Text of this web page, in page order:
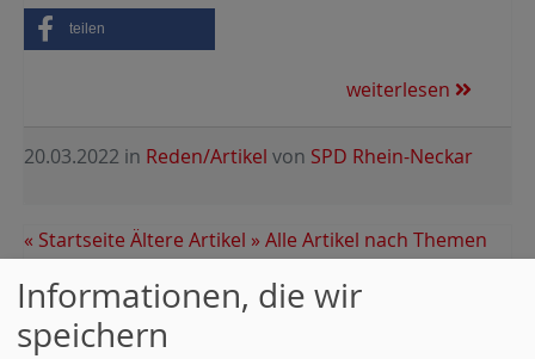
teilen
weiterlesen
20.03.2022 in Reden/Artikel von SPD Rhein-Neckar
« Startseite Ältere Artikel » Alle Artikel nach Themen
RSS-Nachrichtenticker, Adresse und Infos
Informationen, die wir
speichern